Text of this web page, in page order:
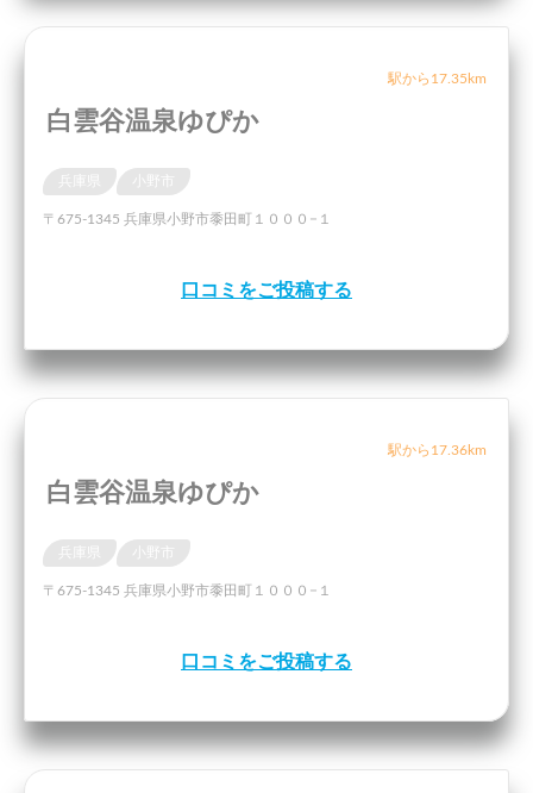
駅から17.35km
白雲谷温泉ゆぴか
〒675-1345 兵庫県小野市黍田町１０００−１
口コミをご投稿する
駅から17.36km
白雲谷温泉ゆぴか
〒675-1345 兵庫県小野市黍田町１０００−１
口コミをご投稿する